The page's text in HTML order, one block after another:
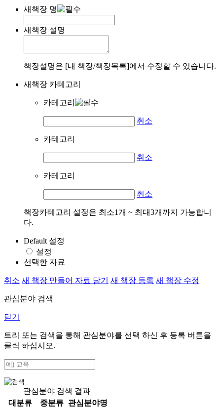
새책장 명
새책장 설명
책장설명은 [내 책장/책장목록]에서 수정할 수 있습니다.
새책장 카테고리
카테고리
취소
카테고리
취소
카테고리
취소
책장카테고리 설정은 최소1개 ~ 최대3개까지 가능합니
다.
Default 설정
설정
선택한 자료
취소 새 책장 만들어 자료 담기 새 책장 등록 새 책장 수정
관심분야 검색
닫기
트리 또는 검색을 통해 관심분야를 선택 하신 후 등록 버튼을
클릭 하십시오.
관심분야 검색 결과
대분류
중분류 관심분야명